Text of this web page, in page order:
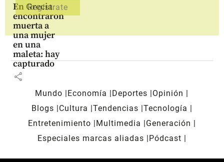
En Grecia
encontraron
muerta a
una mujer
en una
maleta: hay
capturado
share
Mundo Economía Deportes
Opinión
Blogs
Cultura Tendencias Tecnología
Entretenimiento
Multimedia
Generación
Especiales marcas aliadas
Pódcast